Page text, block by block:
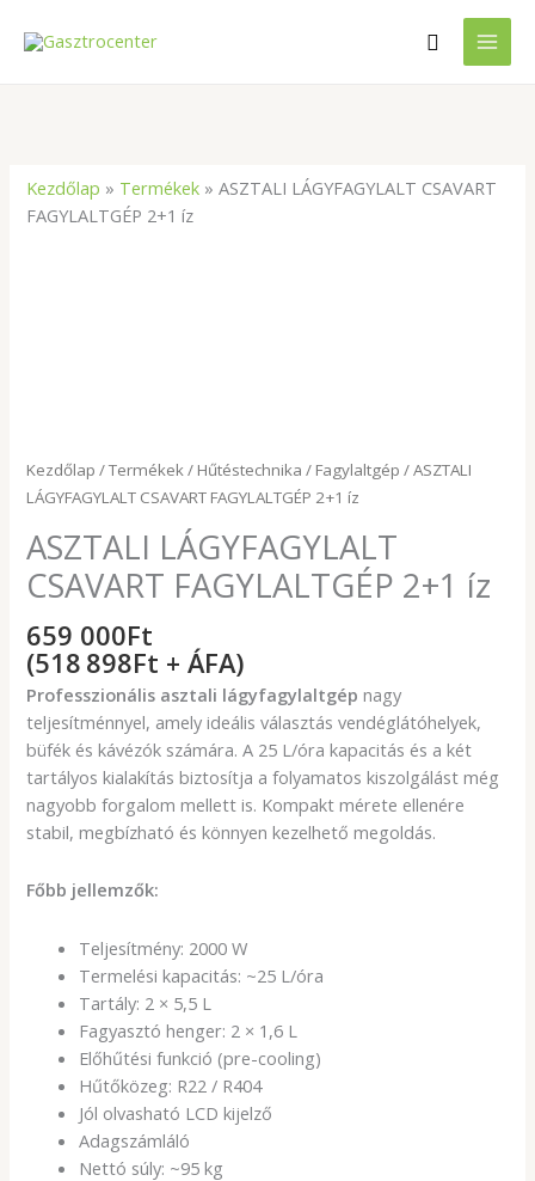
Search
Kezdőlap » Termékek »ASZTALI LÁGYFAGYLALT CSAVART
FAGYLALTGÉP 2+1 íz
Kezdőlap /Termékek/ Hűtéstechnika / Fagylaltgép / ASZTALI
LÁGYFAGYLALT CSAVART FAGYLALTGÉP 2+1 íz
ASZTALI LÁGYFAGYLALT
CSAVART FAGYLALTGÉP 2+1 íz
659 000Ft
(518 898Ft + ÁFA)
Professzionális asztali lágyfagylaltgép nagy
teljesítménnyel, amely ideális választás vendéglátóhelyek,
büfék és kávézók számára. A 25 L/óra kapacitás és a két
tartályos kialakítás biztosítja a folyamatos kiszolgálást még
nagyobb forgalom mellett is. Kompakt mérete ellenére
stabil, megbízható és könnyen kezelhető megoldás.
Főbb jellemzők:
Teljesítmény: 2000 W
Termelési kapacitás: ~25 L/óra
Tartály: 2 × 5,5 L
Fagyasztó henger: 2 × 1,6 L
Előhűtési funkció (pre-cooling)
Hűtőközeg: R22 / R404
Jól olvasható LCD kijelző
Adagszámláló
Nettó súly: ~95 kg